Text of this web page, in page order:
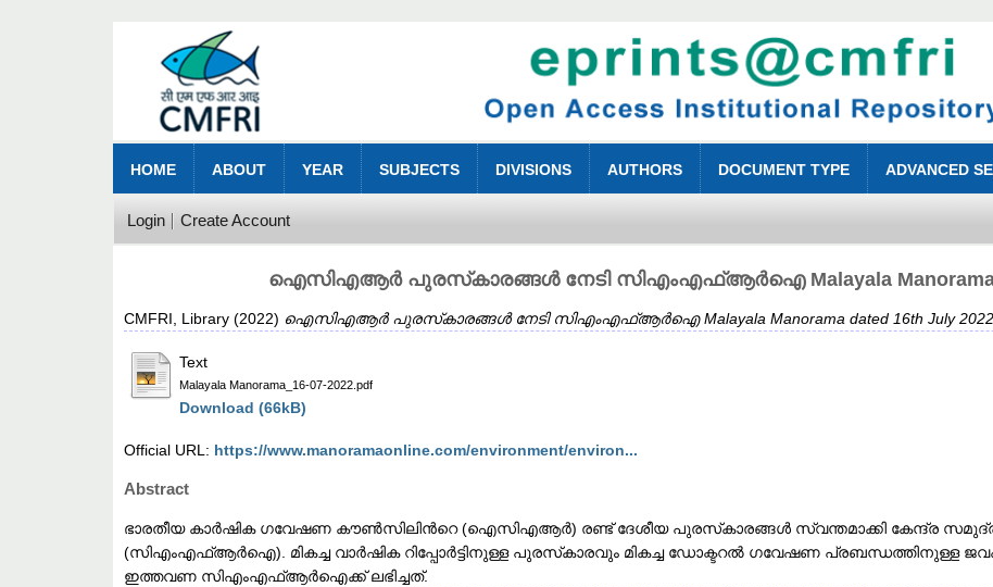
HOME ABOUT YEAR SUBJECTS DIVISIONS AUTHORS DOCUMENT TYPE ADVANCED
Login Create Account
ഐസിഎആർ പുരസ്‌കാരങ്ങൾ നേടി സിഎംഎഫ്ആർഐ Malayala Manorama
CMFRI, Library (2022) ഐസിഎആർ പുരസ്‌കാരങ്ങൾ നേടി സിഎംഎഫ്ആർഐ Malayala Manorama dated 16th July
Text
Malayala Manorama_16-07-2022.pdf
Download (66kB)
Official URL: https://www.manoramaonline.com/environment/environ...
Abstract
ഭാരതീയ കാർഷിക ഗവേഷണ കൗൺസിലിൻറെ (ഐസിഎആർ) രണ്ട് ദേശീയ പുരസ്‌കാരങ്ങൾ സ്വന്തമാക്കി കേന്ദ്ര
(സിഎംഎഫ്ആർഐ). മികച്ച വാർഷിക റിപ്പോർട്ടിനുള്ള പുരസ്‌കാരവും മികച്ച ഡോക്ടറൽ ഗവേഷണ
ഇത്തവണ സിഎംഎഫ്ആർഐക്ക് ലഭിച്ചത്.